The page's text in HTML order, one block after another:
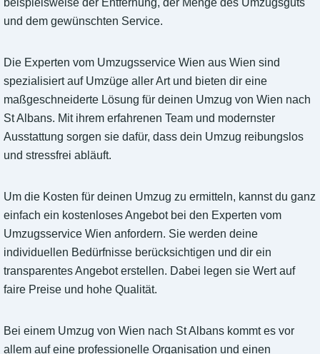
beispielsweise der Entfernung, der Menge des Umzugsguts
und dem gewünschten Service.
Die Experten vom Umzugsservice Wien aus Wien sind
spezialisiert auf Umzüge aller Art und bieten dir eine
maßgeschneiderte Lösung für deinen Umzug von Wien nach
St Albans. Mit ihrem erfahrenen Team und modernster
Ausstattung sorgen sie dafür, dass dein Umzug reibungslos
und stressfrei abläuft.
Um die Kosten für deinen Umzug zu ermitteln, kannst du ganz
einfach ein kostenloses Angebot bei den Experten vom
Umzugsservice Wien anfordern. Sie werden deine
individuellen Bedürfnisse berücksichtigen und dir ein
transparentes Angebot erstellen. Dabei legen sie Wert auf
faire Preise und hohe Qualität.
Bei einem Umzug von Wien nach St Albans kommt es vor
allem auf eine professionelle Organisation und einen